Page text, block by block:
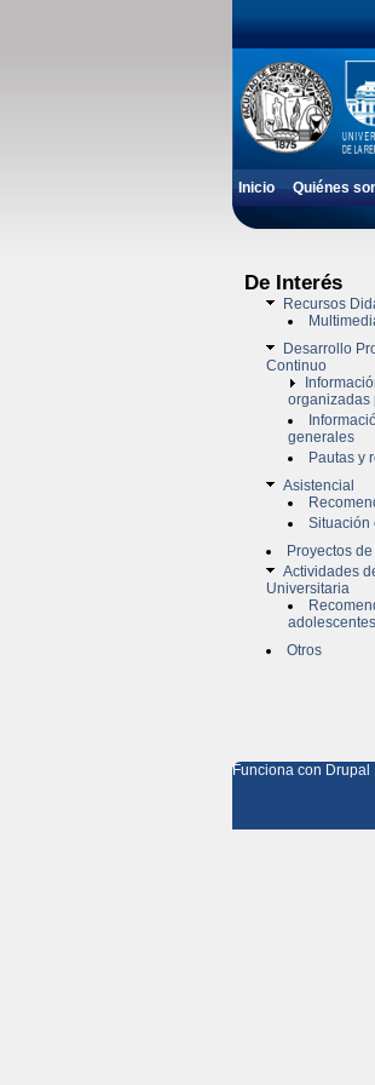
Inicio Quiénes
De Interés
Recursos
Desarrollo
Continuo
organizadas
generales
Pautas y
Asistencial
Situación
Proyectos
Actividades
Universitaria
Otros
Funciona con Drupal